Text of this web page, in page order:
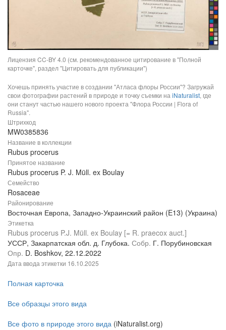
Лицензия CC-BY 4.0 (см. рекомендованное цитирование в "Полной
карточке", раздел "Цитировать для публикации")
Хочешь принять участие в создании "Атласа флоры России"? Загружай
свои фотографии растений в природе и точку съемки на iNaturalist, где
они станут частью нашего нового проекта "Флора России | Flora of
Russia".
Штрихкод
MW0385836
Название в коллекции
Rubus procerus
Принятое название
Rubus procerus P. J. Müll. ex Boulay
Семейство
Rosaceae
Районирование
Восточная Европа, Западно-Украинский район (E13) (Украина)
Этикетка
Rubus procerus P.J. Müll. ex Boulay [= R. praecox auct.]
УССР, Закарпатская обл. д. Глубока. Собр. Г. Порубиновская
Опр. D. Boshkov, 22.12.2022
Дата ввода этикетки 16.10.2025
Полная карточка
Все образцы этого вида
Все фото в природе этого вида (iNaturalist.org)